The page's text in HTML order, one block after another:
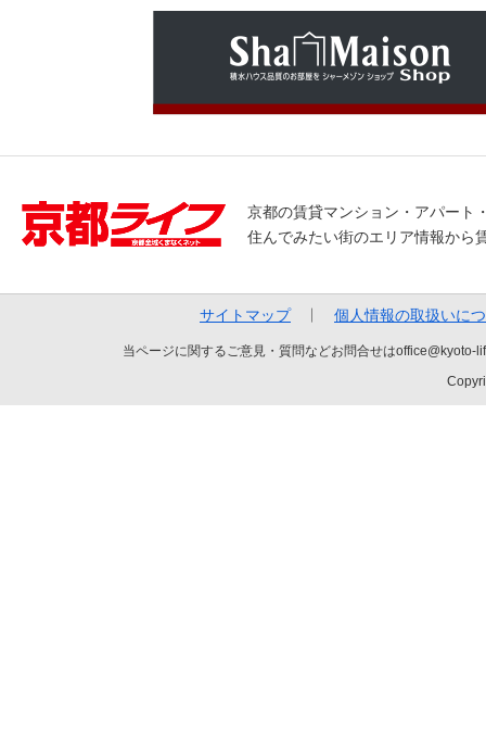
京都の賃貸マンション・アパート
住んでみたい街のエリア情報から
サイトマップ 個人情報の取扱いに
当ページに関するご意見・質問などお問合せは